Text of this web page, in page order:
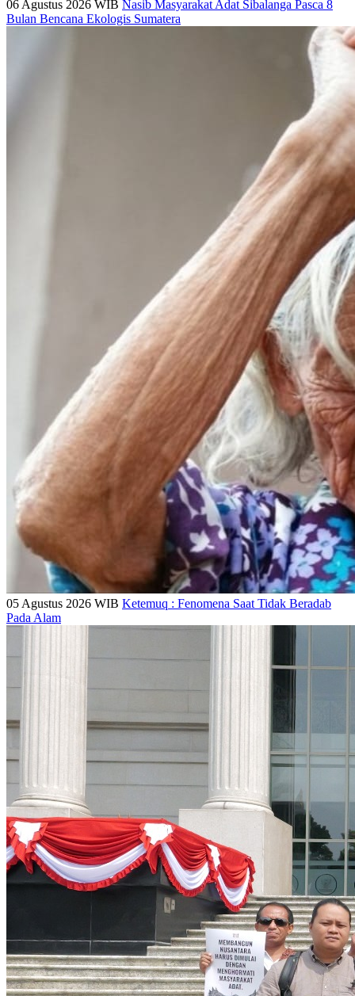
06 Agustus 2026 WIB Nasib Masyarakat Adat Sibalanga Pasca 8
Bulan Bencana Ekologis Sumatera
05 Agustus 2026 WIB Ketemuq : Fenomena Saat Tidak Beradab
Pada Alam